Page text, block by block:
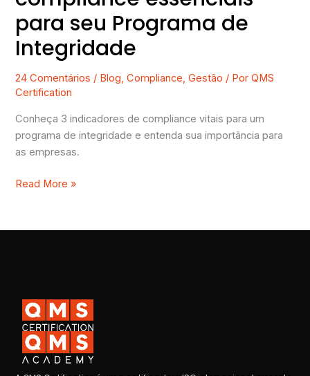
para seu Programa de
Integridade
24 Comentários / Blog,Compliance,Gestão / PorQMS
Certification
Conheça 3 indicadores de compliance vitais para um
programa de integridade e entenda sua importância para
as empresas.
Read More »